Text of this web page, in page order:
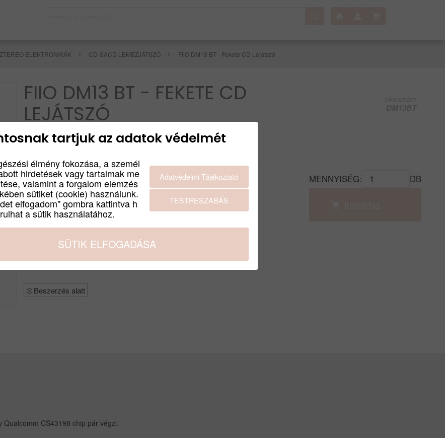
ELEKTRONIKÁK CD-SACD LEMEZJÁTSZÓ FiiO DM13 BT - Fekete CD Lejátszó
FIIO DM13 BT - FEKETE CD
LEJÁTSZÓ
FiiO DM13 Bluetooth - fekete
Termék leírás
Bruttó:
69 900Ft
Nettó:
55 039Ft
GYÁRTÓ
FIIO
SZÍN
FEKETE
MENNYISÉG: DB
Beszerzés alatt
CS43198 chip pár végzi.
tartjuk az adatok védelmét
élmény fokozása, a személ
hirdetések vagy tartalmak me
valamint a forgalom elemzés
sütiket (cookie) használunk.
elfogadom" gombra kattintva h
a sütik használatához.
Adatvédelmi Tájékoztató
TESTRESZABÁS
SÜTIK ELFOGADÁSA